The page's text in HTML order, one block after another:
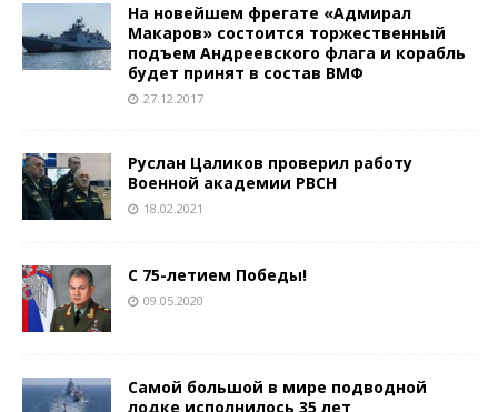
На новейшем фрегате «Адмирал
Макаров» состоится торжественный
подъем Андреевского флага и корабль
будет принят в состав ВМФ
27.12.2017
Руслан Цаликов проверил работу
Военной академии РВСН
18.02.2021
С 75-летием Победы!
09.05.2020
Самой большой в мире подводной
лодке исполнилось 35 лет